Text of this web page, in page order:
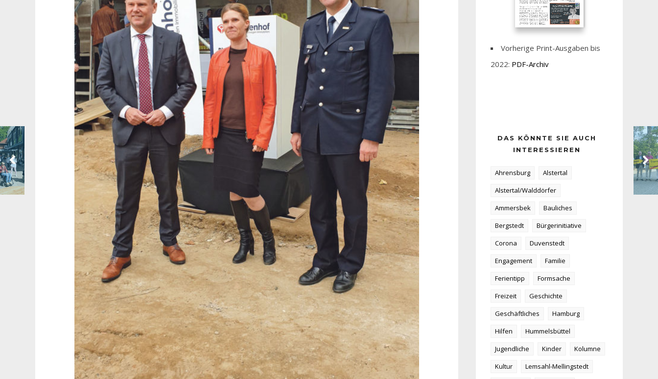
Vorherige Print-Ausgaben bis
2022: PDF-Archiv
DAS KÖNNTE SIE AUCH
INTERESSIEREN
Ahrensburg
Alstertal
Alstertal/Walddörfer
Ammersbek
Bauliches
Bergstedt
Bürgerinitiative
Corona
Duvenstedt
Engagement
Familie
Ferientipp
Formsache
Freizeit
Geschichte
Geschäftliches
Hamburg
Hilfen
Hummelsbüttel
Jugendliche
Kinder
Kolumne
Kultur
Lemsahl-Mellingstedt